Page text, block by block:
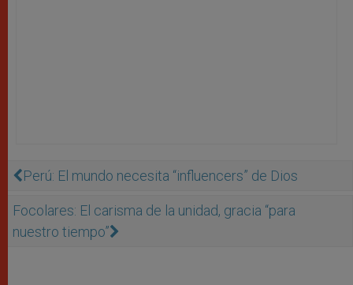
Perú: El mundo necesita “influencers” de Dios
Focolares: El carisma de la unidad, gracia “para
nuestro tiempo”